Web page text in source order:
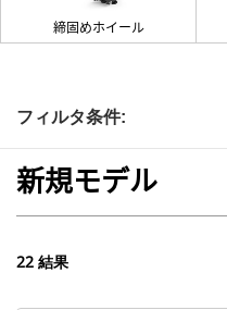
締固めホイール
フィルタ条件:
新規モデル
22 結果